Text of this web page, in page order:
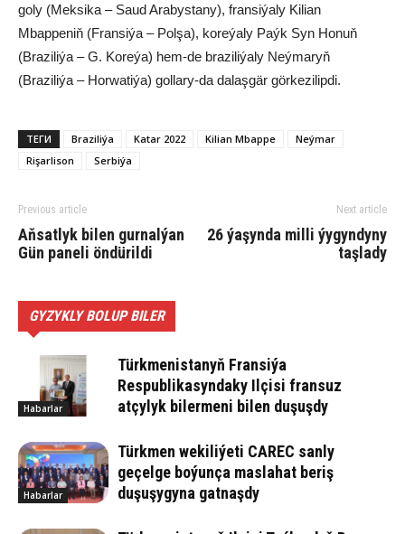
goly (Meksika – Saud Arabystany), fransiýaly Kilian
Mbappeniň (Fransiýa – Polşa), koreýaly Paýk Syn Honuň
(Braziliýa – G. Koreýa) hem-de braziliýaly Neýmaryň
(Braziliýa – Horwatiýa) gollary-da dalaşgär görkezilipdi.
ТЕГИ Braziliýa Katar 2022 Kilian Mbappe
Neýmar
Rişarlison
Serbiýa
Previous article
Aňsatlyk bilen gurnalýan
Gün paneli öndürildi
Next article
26 ýaşynda milli ýygyndyny
taşlady
GYZYKLY BOLUP BILER
Habarlar
Türkmenistanyň Fransiýa
Respublikasyndaky Ilçisi fransuz
atçylyk bilermeni bilen duşuşdy
Habarlar
Türkmen wekiliýeti CAREC sanly
geçelge boýunça maslahat beriş
duşuşygyna gatnaşdy